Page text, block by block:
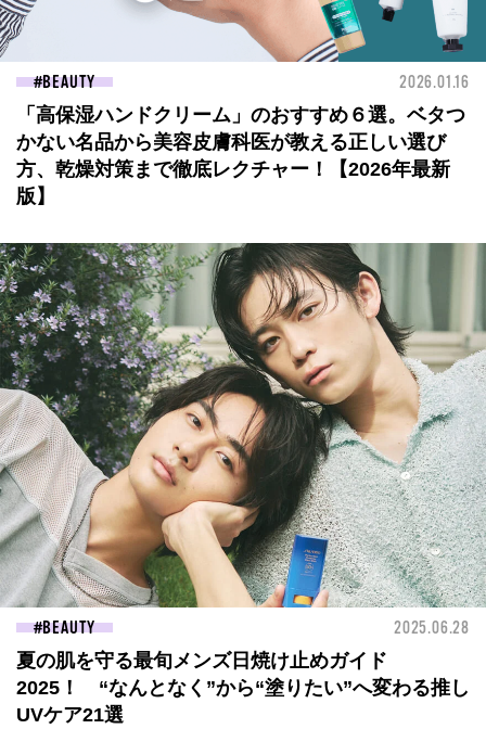
BEAUTY 2026.01.16
「高保湿ハンドクリーム」のおすすめ６選。ベタつ
かない名品から美容皮膚科医が教える正しい選び
方、乾燥対策まで徹底レクチャー！【2026年最新
版】
BEAUTY 2025.06.28
夏の肌を守る最旬メンズ日焼け止めガイド
2025！ “なんとなく”から“塗りたい”へ変わる推し
UVケア21選